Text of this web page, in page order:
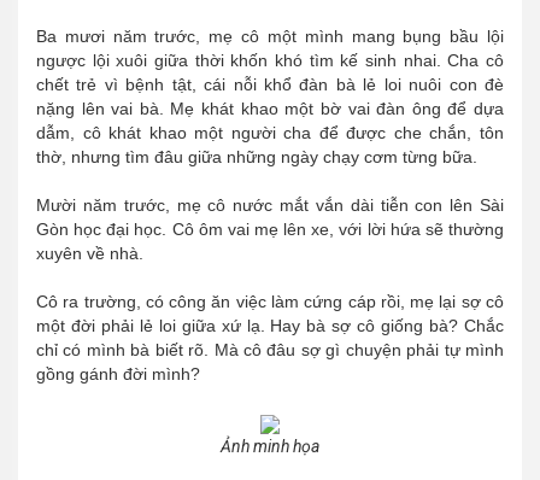
Ba mươi năm trước, mẹ cô một mình mang bụng bầu lội
ngược lội xuôi giữa thời khốn khó tìm kế sinh nhai. Cha cô
chết trẻ vì bệnh tật, cái nỗi khổ đàn bà lẻ loi nuôi con đè
nặng lên vai bà. Mẹ khát khao một bờ vai đàn ông để dựa
dẫm, cô khát khao một người cha để được che chắn, tôn
thờ, nhưng tìm đâu giữa những ngày chạy cơm từng bữa.
Mười năm trước, mẹ cô nước mắt vắn dài tiễn con lên Sài
Gòn học đại học. Cô ôm vai mẹ lên xe, với lời hứa sẽ thường
xuyên về nhà.
Cô ra trường, có công ăn việc làm cứng cáp rồi, mẹ lại sợ cô
một đời phải lẻ loi giữa xứ lạ. Hay bà sợ cô giống bà? Chắc
chỉ có mình bà biết rõ. Mà cô đâu sợ gì chuyện phải tự mình
gồng gánh đời mình?
Ảnh minh họa